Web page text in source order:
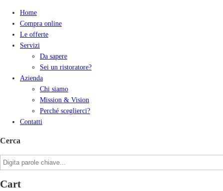
Home
Compra online
Le offerte
Servizi
Da sapere
Sei un ristoratore?
Azienda
Chi siamo
Mission & Vision
Perché sceglierci?
Contatti
Cerca
Cart